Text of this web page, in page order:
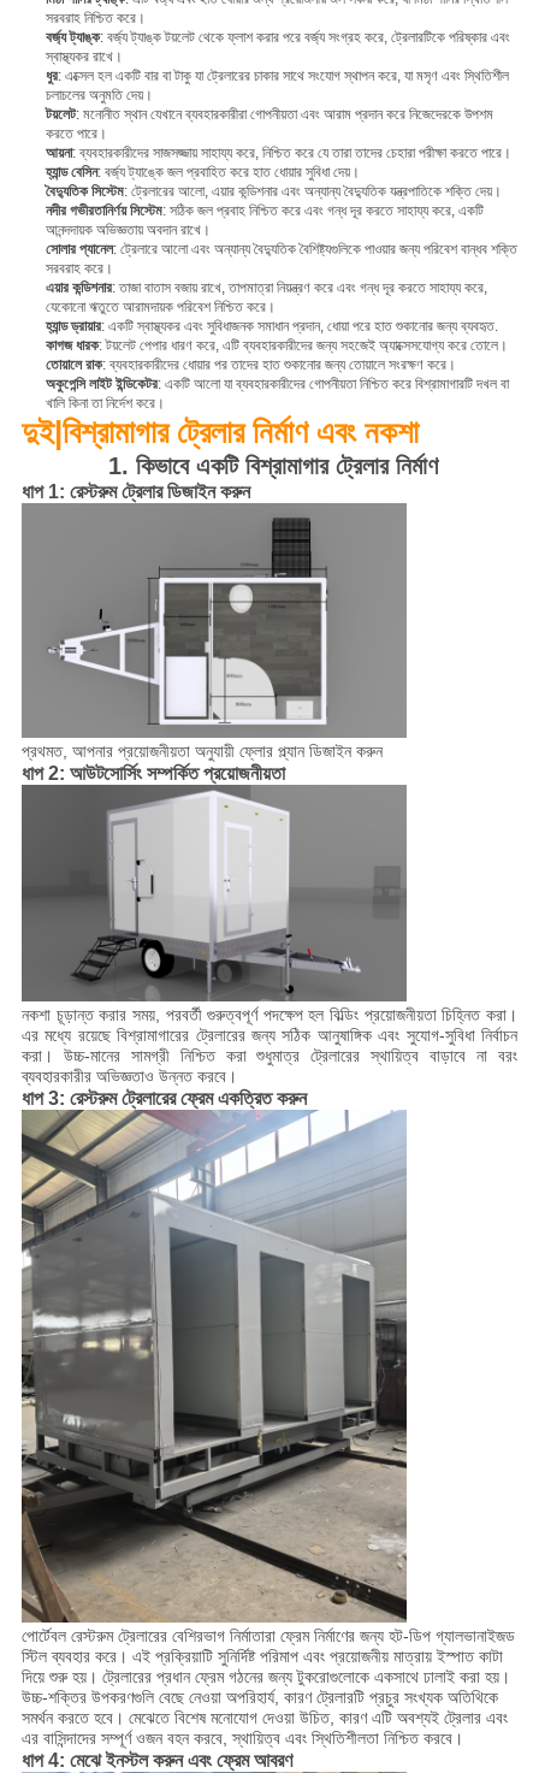
সরবরাহ নিশ্চিত করে।
বর্জ্য ট্যাঙ্ক: বর্জ্য ট্যাঙ্ক টয়লেট থেকে ফ্লাশ করার পরে বর্জ্য সংগ্রহ করে, ট্রেলারটিকে পরিষ্কার এবং
স্বাস্থ্যকর রাখে।
ধুর: এক্সেল হল একটি বার বা টাকু যা ট্রেলারের চাকার সাথে সংযোগ স্থাপন করে, যা মসৃণ এবং স্থিতিশীল
চলাচলের অনুমতি দেয়।
টয়লেট: মনোনীত স্থান যেখানে ব্যবহারকারীরা গোপনীয়তা এবং আরাম প্রদান করে নিজেদেরকে উপশম
করতে পারে।
আয়না: ব্যবহারকারীদের সাজসজ্জায় সাহায্য করে, নিশ্চিত করে যে তারা তাদের চেহারা পরীক্ষা করতে পারে।
হ্যান্ড বেসিন: বর্জ্য ট্যাঙ্কে জল প্রবাহিত করে হাত ধোয়ার সুবিধা দেয়।
বৈদ্যুতিক সিস্টেম: ট্রেলারের আলো, এয়ার কন্ডিশনার এবং অন্যান্য বৈদ্যুতিক যন্ত্রপাতিকে শক্তি দেয়।
নদীর গভীরতানির্ণয় সিস্টেম: সঠিক জল প্রবাহ নিশ্চিত করে এবং গন্ধ দূর করতে সাহায্য করে, একটি
আনন্দদায়ক অভিজ্ঞতায় অবদান রাখে।
সোলার প্যানেল: ট্রেলারে আলো এবং অন্যান্য বৈদ্যুতিক বৈশিষ্ট্যগুলিকে পাওয়ার জন্য পরিবেশ বান্ধব শক্তি
সরবরাহ করে।
এয়ার কন্ডিশনার: তাজা বাতাস বজায় রাখে, তাপমাত্রা নিয়ন্ত্রণ করে এবং গন্ধ দূর করতে সাহায্য করে,
যেকোনো ঋতুতে আরামদায়ক পরিবেশ নিশ্চিত করে।
হ্যান্ড ড্রায়ার: একটি স্বাস্থ্যকর এবং সুবিধাজনক সমাধান প্রদান, ধোয়া পরে হাত শুকানোর জন্য ব্যবহৃত.
কাগজ ধারক: টয়লেট পেপার ধারণ করে, এটি ব্যবহারকারীদের জন্য সহজেই অ্যাক্সেসযোগ্য করে তোলে।
তোয়ালে রাক: ব্যবহারকারীদের ধোয়ার পর তাদের হাত শুকানোর জন্য তোয়ালে সংরক্ষণ করে।
অকুপেন্সি লাইট ইন্ডিকেটর: একটি আলো যা ব্যবহারকারীদের গোপনীয়তা নিশ্চিত করে বিশ্রামাগারটি দখল বা
খালি কিনা তা নির্দেশ করে।
দুই|বিশ্রামাগার ট্রেলার নির্মাণ এবং নকশা
1. কিভাবে একটি বিশ্রামাগার ট্রেলার নির্মাণ
ধাপ 1: রেস্টরুম ট্রেলার ডিজাইন করুন
প্রথমত, আপনার প্রয়োজনীয়তা অনুযায়ী ফ্লোর প্ল্যান ডিজাইন করুন
ধাপ 2: আউটসোর্সিং সম্পর্কিত প্রয়োজনীয়তা
নকশা চূড়ান্ত করার সময়, পরবর্তী গুরুত্বপূর্ণ পদক্ষেপ হল বিল্ডিং প্রয়োজনীয়তা চিহ্নিত করা।
এর মধ্যে রয়েছে বিশ্রামাগারের ট্রেলারের জন্য সঠিক আনুষাঙ্গিক এবং সুযোগ-সুবিধা নির্বাচন
করা। উচ্চ-মানের সামগ্রী নিশ্চিত করা শুধুমাত্র ট্রেলারের স্থায়িত্ব বাড়াবে না বরং
ব্যবহারকারীর অভিজ্ঞতাও উন্নত করবে।
ধাপ 3: রেস্টরুম ট্রেলারের ফ্রেম একত্রিত করুন
পোর্টেবল রেস্টরুম ট্রেলারের বেশিরভাগ নির্মাতারা ফ্রেম নির্মাণের জন্য হট-ডিপ গ্যালভানাইজড
স্টিল ব্যবহার করে। এই প্রক্রিয়াটি সুনির্দিষ্ট পরিমাপ এবং প্রয়োজনীয় মাত্রায় ইস্পাত কাটা
দিয়ে শুরু হয়। ট্রেলারের প্রধান ফ্রেম গঠনের জন্য টুকরোগুলোকে একসাথে ঢালাই করা হয়।
উচ্চ-শক্তির উপকরণগুলি বেছে নেওয়া অপরিহার্য, কারণ ট্রেলারটি প্রচুর সংখ্যক অতিথিকে
সমর্থন করতে হবে। মেঝেতে বিশেষ মনোযোগ দেওয়া উচিত, কারণ এটি অবশ্যই ট্রেলার এবং
এর বাসিন্দাদের সম্পূর্ণ ওজন বহন করবে, স্থায়িত্ব এবং স্থিতিশীলতা নিশ্চিত করবে।
ধাপ 4: মেঝে ইনস্টল করুন এবং ফ্রেম আবরণ